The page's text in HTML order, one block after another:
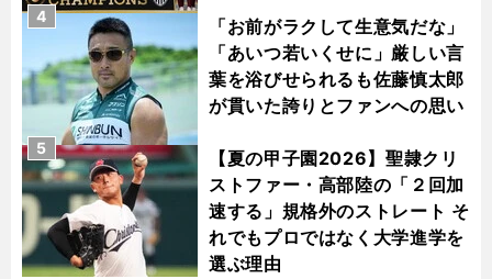
「お前がラクして生意気だな」
「あいつ若いくせに」厳しい言
葉を浴びせられるも佐藤慎太郎
が貫いた誇りとファンへの思い
4
【夏の甲子園2026】聖隷クリ
ストファー・高部陸の「２回加
速する」規格外のストレート そ
れでもプロではなく大学進学を
選ぶ理由
5